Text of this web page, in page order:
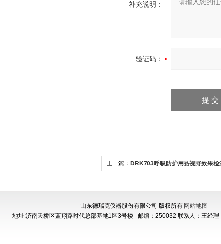
补充说明：
验证码：
上一篇： DRK703呼吸防护用品视野效果检
山东德瑞克仪器股份有限公司 版权所有 网站地图
地址:济南天桥区蓝翔路时代总部基地1区3号楼 邮编：250032 联系人：王经